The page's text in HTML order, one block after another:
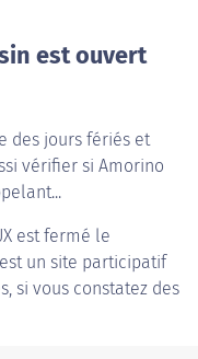
est ouvert
des jours fériés et
vérifier si Amorino
est fermé le
un site participatif
si vous constatez des